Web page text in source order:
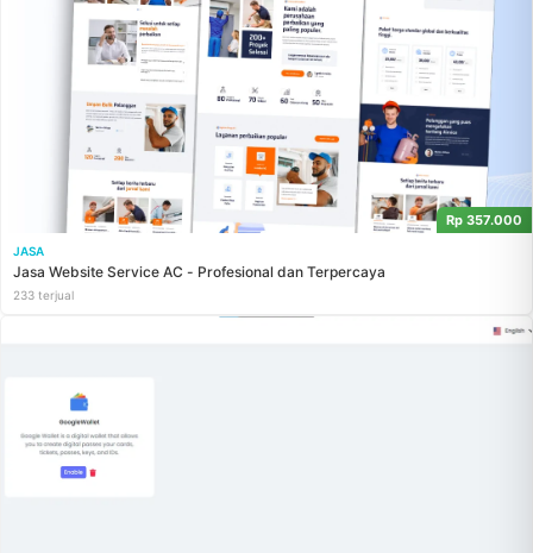
Rp 357.000
JASA
Jasa Website Service AC - Profesional dan Terpercaya
233 terjual